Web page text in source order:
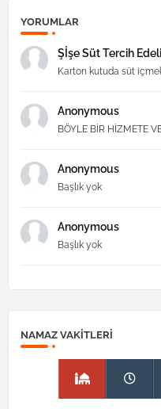
YORUMLAR
Şİşe Süt Tercih
Karton kutuda süt içmek
Anonymous
BÖYLE BİR HİZMETE
Anonymous
Başlık yok
Anonymous
Başlık yok
NAMAZ VAKITLERI